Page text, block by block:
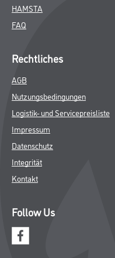
HAMSTA
FAQ
Rechtliches
AGB
Nutzungsbedingungen
Logistik- und Servicepreisliste
Impressum
Datenschutz
Integrität
Kontakt
Follow Us